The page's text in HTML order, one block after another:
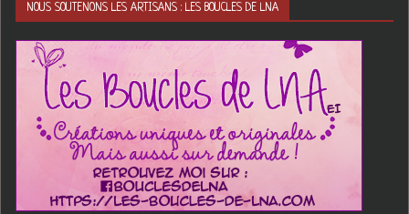
NOUS SOUTENONS LES ARTISANS : LES BOUCLES DE LNA